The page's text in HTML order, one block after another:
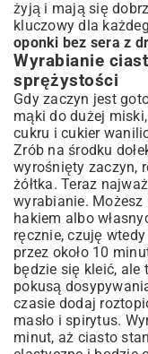
żyją i mają się
kluczowy dla
oponki bez sera z
Wyrabianie
sprężystości
Gdy zaczyn jest
mąki do dużej
cukru i cukier
Zrób na środku
wyrośnięty zaczyn,
żółtka. Teraz
wyrabianie. Możesz
hakiem albo
ręcznie, czuję
przez około 10
będzie się kleić, ale
pokusą
czasie dodaj
masło i spirytus.
minut, aż ciasto